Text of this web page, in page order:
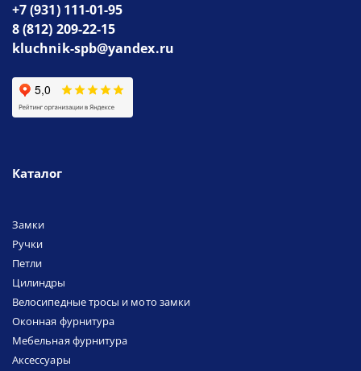
+7 (931) 111-01-95
8 (812) 209-22-15
kluchnik-spb@yandex.ru
Каталог
Замки
Ручки
Петли
Цилиндры
Велосипедные тросы и мото замки
Оконная фурнитура
Мебельная фурнитура
Аксессуары